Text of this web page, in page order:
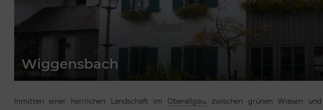
Wiggensbach
Inmitten einer herrlichen Landschaft im Oberallgäu, zwischen grünen Wiesen